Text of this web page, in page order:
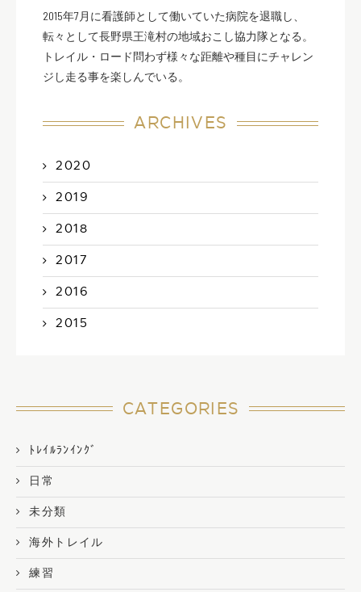
2015年7月に看護師として働いていた病院を退職し、
転々として長野県王滝村の地域おこし協力隊となる。
トレイル・ロード問わず様々な距離や種目にチャレン
ジし走る事を楽しんでいる。
ARCHIVES
2020
2019
2018
2017
2016
2015
CATEGORIES
ﾄﾚｲﾙﾗﾝｲﾝｸﾞ
日常
未分類
海外トレイル
練習